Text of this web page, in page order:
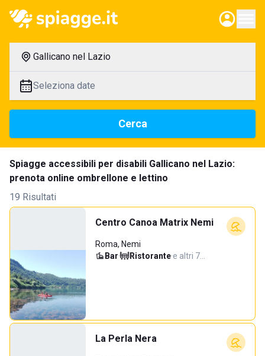
Gallicano nel Lazio
Seleziona date
Cerca
Spiagge accessibili per disabili Gallicano nel Lazio:
prenota online ombrellone e lettino
19 Risultati
Centro Canoa Matrix Nemi
Roma, Nemi
Bar· Ristorante·e altri 7…
La Perla Nera